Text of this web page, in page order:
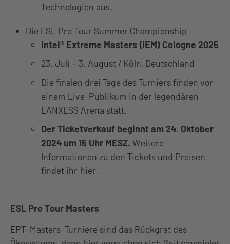
Technologien aus.
Die ESL Pro Tour Summer Championship
Intel® Extreme Masters (IEM) Cologne 2025
23. Juli – 3. August / Köln, Deutschland
Die finalen drei Tage des Turniers finden vor
einem Live-Publikum in der legendären
LANXESS Arena statt.
Der Ticketverkauf beginnt am 24. Oktober
2024 um 15 Uhr MESZ. Weitere
Informationen zu den Tickets und Preisen
findet ihr hier.
ESL Pro Tour Masters
EPT-Masters-Turniere sind das Rückgrat des